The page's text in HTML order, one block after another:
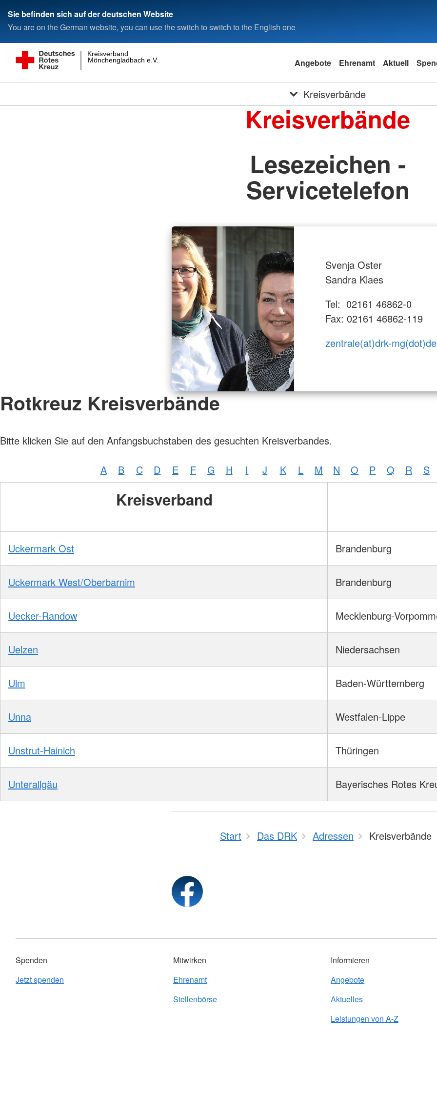
Sie befinden sich auf der deutschen Website
You are on the German website, you can use the switch to switch to the English one
Mönchengladbach e.V.
Kreisverband
Angebote Ehrenamt Aktuell
Kreisverbände
Kreisverbände
Lesezeichen -
Servicetelefon
Svenja Oster
Sandra Klaes
Tel: 02161 46862-0
Fax: 02161 46862-119
zentrale(at)drk-mg(dot)de
Rotkreuz Kreisverbände
Bitte klicken Sie auf den Anfangsbuchstaben des gesuchten Kreisverbandes.
A B C D E F G H I J K L M N O P Q R S
Kreisverband
Uckermark Ost Brandenburg
Uckermark West/Oberbarnim Brandenburg
Uecker-Randow Mecklenburg-
Uelzen Niedersachsen
Ulm Baden-Württemberg
Unna Westfalen-Lippe
Unstrut-Hainich Thüringen
Unterallgäu Bayerisches Rotes
Start Das DRK Adressen Kreisverbände
Spenden
Jetzt spenden
Mitwirken
Ehrenamt
Stellenbörse
Informieren
Angebote
Aktuelles
Leistungen von A-Z